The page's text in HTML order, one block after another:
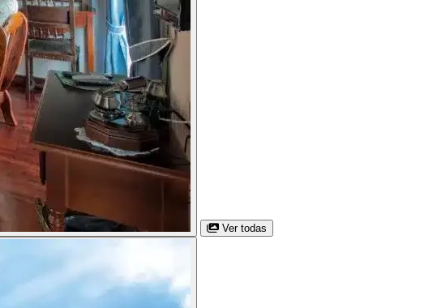
Ver todas